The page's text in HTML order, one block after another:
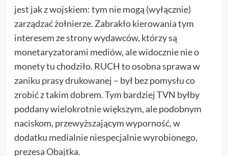
jest jak z wojskiem: tym nie mogą (wyłącznie)
zarządzać żołnierze. Zabrakło kierowania tym
interesem ze strony wydawców, którzy są
monetaryzatorami mediów, ale widocznie nie o
monety tu chodziło. RUCH to osobna sprawa w
zaniku prasy drukowanej – był bez pomysłu co
zrobić z takim dobrem. Tym bardziej TVN byłby
poddany wielokrotnie większym, ale podobnym
naciskom, przewyższającym wyporność, w
dodatku medialnie niespecjalnie wyrobionego,
prezesa Obajtka.